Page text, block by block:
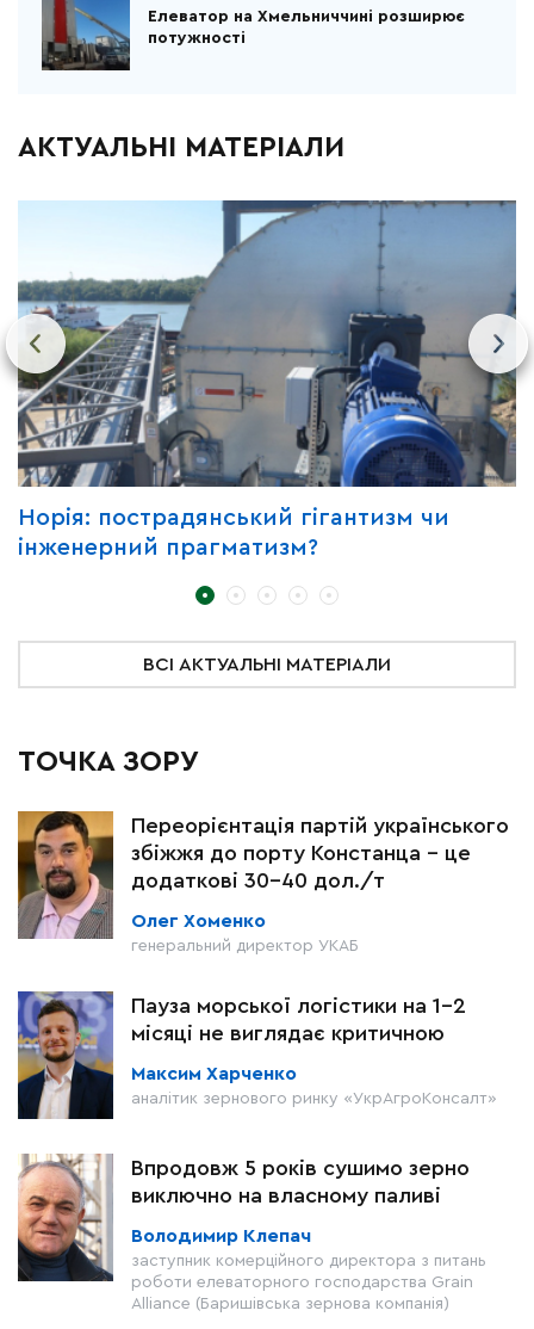
Елеватор на Хмельниччині розширює
потужності
АКТУАЛЬНІ МАТЕРІАЛИ
Норія: пострадянський гігантизм чи
інженерний прагматизм?
ВСІ АКТУАЛЬНІ МАТЕРІАЛИ
ТОЧКА ЗОРУ
Переорієнтація партій українського
збіжжя до порту Констанца – це
додаткові 30-40 дол./т
Олег Хоменко
генеральний директор УКАБ
Пауза морської логістики на 1–2
місяці не виглядає критичною
Максим Харченко
аналітик зернового ринку «УкрАгроКонсалт»
Впродовж 5 років сушимо зерно
виключно на власному паливі
Володимир Клепач
заступник комерційного директора з питань
роботи елеваторного господарства Grain
Alliance (Баришівська зернова компанія)